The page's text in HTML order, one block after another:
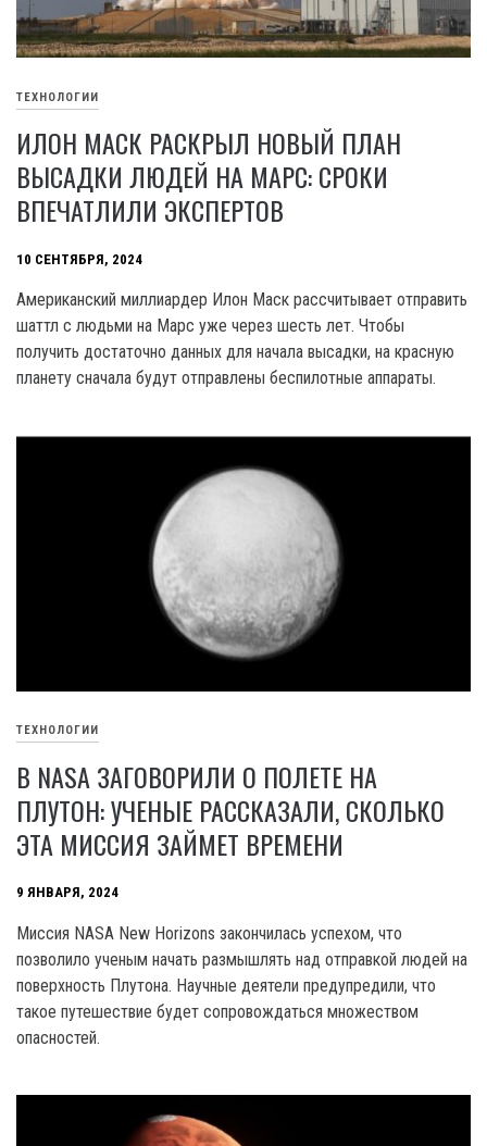
ТЕХНОЛОГИИ
ИЛОН МАСК РАСКРЫЛ НОВЫЙ ПЛАН
ВЫСАДКИ ЛЮДЕЙ НА МАРС: СРОКИ
ВПЕЧАТЛИЛИ ЭКСПЕРТОВ
10 СЕНТЯБРЯ, 2024
Американский миллиардер Илон Маск рассчитывает отправить
шаттл с людьми на Марс уже через шесть лет. Чтобы
получить достаточно данных для начала высадки, на красную
планету сначала будут отправлены беспилотные аппараты.
ТЕХНОЛОГИИ
В NASA ЗАГОВОРИЛИ О ПОЛЕТЕ НА
ПЛУТОН: УЧЕНЫЕ РАССКАЗАЛИ, СКОЛЬКО
ЭТА МИССИЯ ЗАЙМЕТ ВРЕМЕНИ
9 ЯНВАРЯ, 2024
Миссия NASA New Horizons закончилась успехом, что
позволило ученым начать размышлять над отправкой людей на
поверхность Плутона. Научные деятели предупредили, что
такое путешествие будет сопровождаться множеством
опасностей.